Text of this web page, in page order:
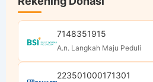
7148351915
A.n. Langkah Maju Peduli
223501000171301